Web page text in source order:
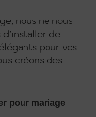
nous ne nous
de
pour vos
créons des
pour mariage